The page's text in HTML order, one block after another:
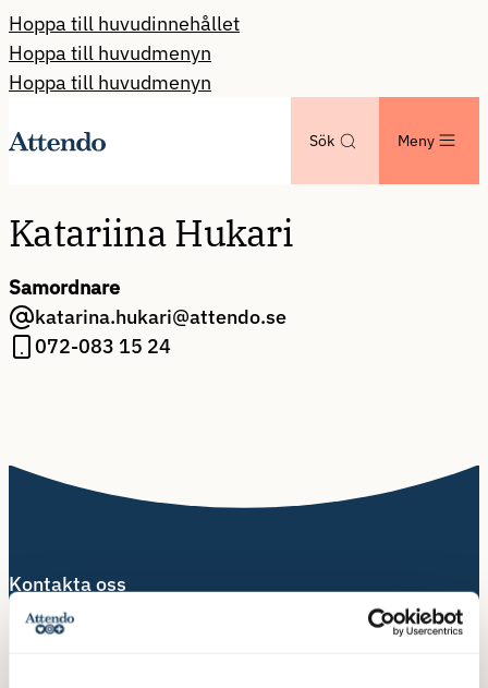
Hoppa till huvudinnehållet
Hoppa till huvudmenyn
Hoppa till huvudmenyn
Sök Meny
Katariina Hukari
Samordnare
katarina.hukari@attendo.se
072-083 15 24
Kontakta oss
Telefon: